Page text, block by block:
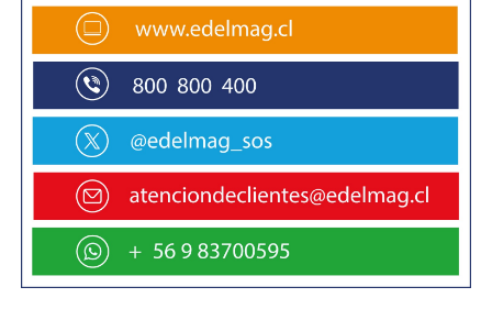
informarse y emplear diversas herramientas
legales que repercutirán positivamente sobre el
sector, como la ley de caletas, el Indedpa y la ley
del Sernapesca.
Con ese telón de fondo, insistió en la
conveniencia de que, apoyados por el Estado,
transiten hacia dos metas trazadas por el
Presidente al rubro: la agregación de valor y la
diversificación productiva.